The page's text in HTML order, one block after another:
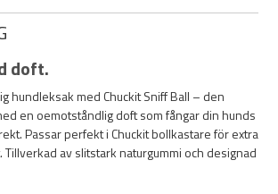
doft.
hundleksak med Chuckit Sniff Ball – den
en oemotståndlig doft som fångar din hunds
Passar perfekt i Chuckit bollkastare för extra
Tillverkad av slitstark naturgummi och designad